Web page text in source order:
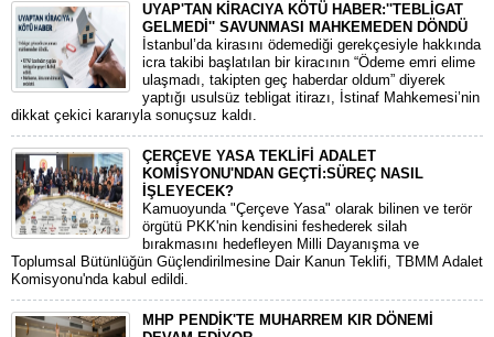
UYAP'TAN KİRACIYA KÖTÜ HABER:''TEBLİGAT
GELMEDİ'' SAVUNMASI MAHKEMEDEN DÖNDÜ
​İstanbul’da kirasını ödemediği gerekçesiyle hakkında
icra takibi başlatılan bir kiracının “Ödeme emri elime
ulaşmadı, takipten geç haberdar oldum” diyerek
yaptığı usulsüz tebligat itirazı, İstinaf Mahkemesi’nin
dikkat çekici kararıyla sonuçsuz kaldı.
ÇERÇEVE YASA TEKLİFİ ADALET
KOMİSYONU'NDAN GEÇTİ:SÜREÇ NASIL
İŞLEYECEK?
​Kamuoyunda "Çerçeve Yasa" olarak bilinen ve terör
örgütü PKK'nin kendisini feshederek silah
bırakmasını hedefleyen Milli Dayanışma ve
Toplumsal Bütünlüğün Güçlendirilmesine Dair Kanun Teklifi, TBMM Adalet
Komisyonu'nda kabul edildi.
MHP PENDİK'TE MUHARREM KIR DÖNEMİ